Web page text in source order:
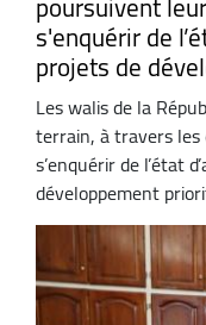
s'enquérir de
projets de
Les walis de la
terrain, à travers
s’enquérir de l’état
développement